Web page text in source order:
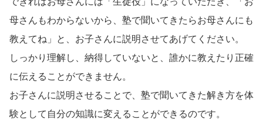
母さんもわからないから、塾で聞いてきたらお母さんにも
教えてね」と、お子さんに説明させてあげてください。
しっかり理解し、納得していないと、誰かに教えたり正確
に伝えることができません。
お子さんに説明させることで、塾で聞いてきた解き方を体
験として自分の知識に変えることができるのです。